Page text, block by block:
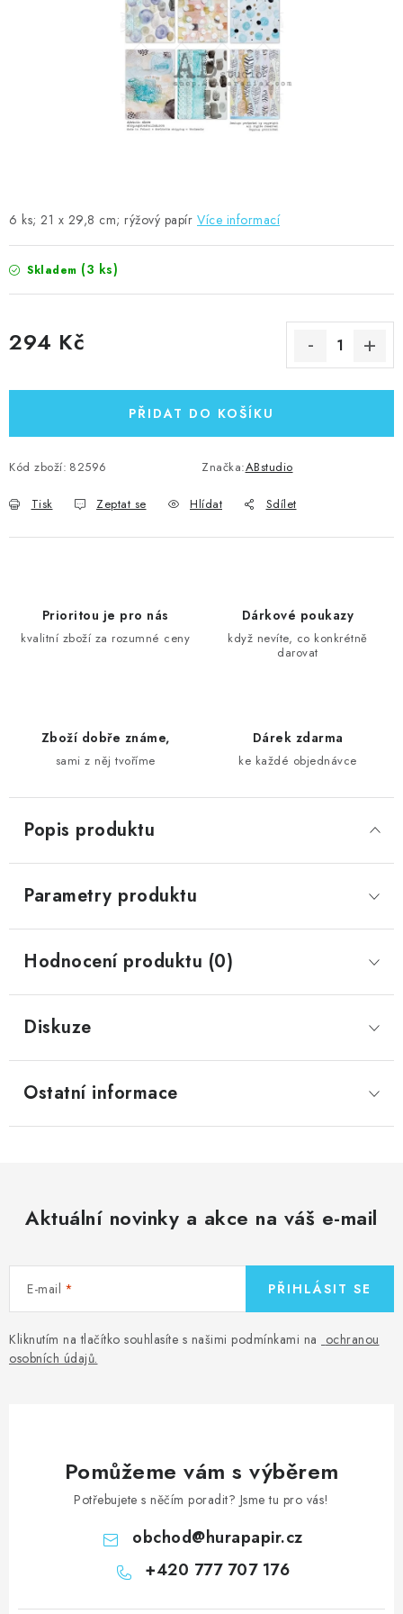
Kontakty Moje objednávka
Oblíbené ♥️
Hodnocení obchodu
Obchodní podmínky
6 ks; 21 x 29,8 cm; rýžový papír Více informací
Skladem (3 ks)
294 Kč
PŘIDAT DO KOŠÍKU
Kód zboží: 82596 Značka:ABstudio
Tisk Zeptat se Hlídat Sdílet
Prioritou je pro nás
kvalitní zboží za rozumné ceny
Dárkové poukazy
když nevíte, co konkrétně
darovat
Zboží dobře známe,
sami z něj tvoříme
Dárek zdarma
ke každé objednávce
Popis produktu
Parametry produktu
Hodnocení produktu (0)
Diskuze
Ostatní informace
Aktuální novinky a akce na váš e-mail
E-mail
Kliknutím na tlačítko souhlasíte s našimi podmínkami na ochranou
osobních údajů.
PŘIHLÁSIT SE
Pomůžeme vám s výběrem
Potřebujete s něčím poradit? Jsme tu pro vás!
obchod@hurapapir.cz
+420 777 707 176